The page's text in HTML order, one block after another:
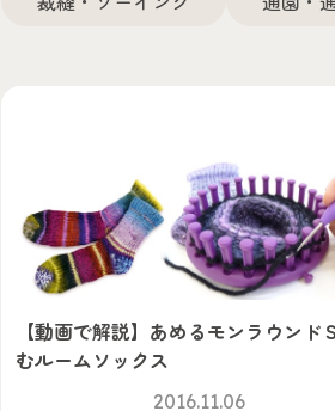
【動画で解説】あめるモンラウンド
むルームソックス
2016.11.06